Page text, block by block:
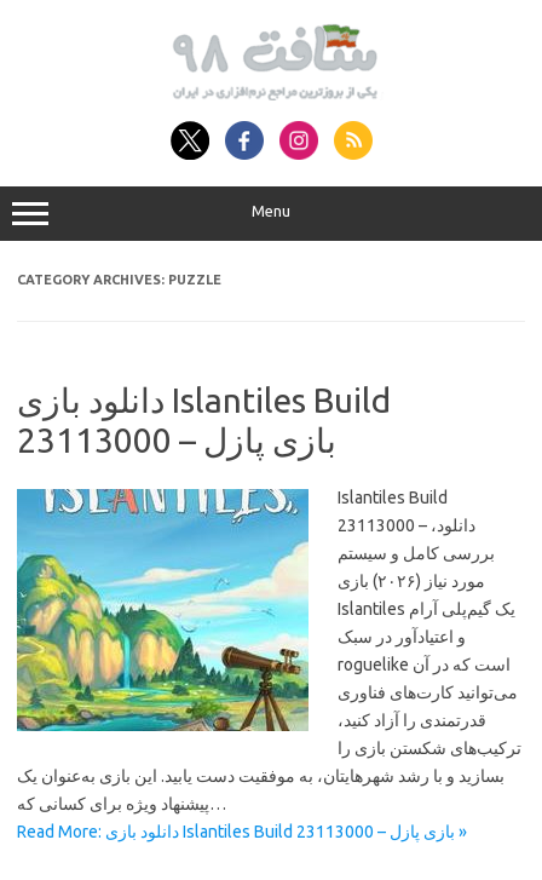
Menu
CATEGORY ARCHIVES: PUZZLE
دانلود بازی Islantiles Build
23113000 – بازی پازل
Islantiles Build
23113000 – دانلود،
بررسی کامل و سیستم
مورد نیاز (۲۰۲۶) بازی
Islantiles یک گیم‌پلی آرام
و اعتیادآور در سبک
roguelike است که در آن
می‌توانید کارت‌های فناوری
قدرتمندی را آزاد کنید،
ترکیب‌های شکستن بازی را
بسازید و با رشد شهرهایتان، به موفقیت دست یابید. این بازی به‌عنوان یک
پیشنهاد ویژه برای کسانی که…
Read More: دانلود بازی Islantiles Build 23113000 – بازی پازل »